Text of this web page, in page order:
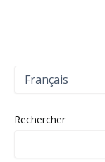
i
s
Rechercher